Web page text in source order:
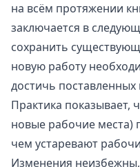
на всём протяжении
заключается в
сохранить
новую работу
достичь поставленных
Практика показывает,
новые рабочие места)
чем устаревают
Изменения